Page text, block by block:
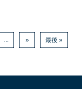
... » 最後 »